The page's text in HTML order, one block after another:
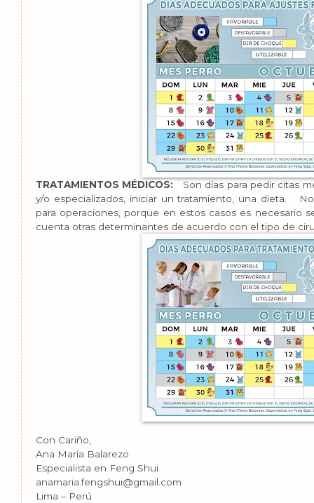
TRATAMIENTOS MÉDICOS:
Son días para pedir citas
y/o especializados, iniciar un tratamiento, una dieta.
para operaciones, porque en estos casos es necesario
cuenta otras determinantes de acuerdo con el tipo de
Con Cariño,
Ana María Balarezo
Especialista en Feng Shui
anamaria.fengshui@gmail.com
Lima – Perú